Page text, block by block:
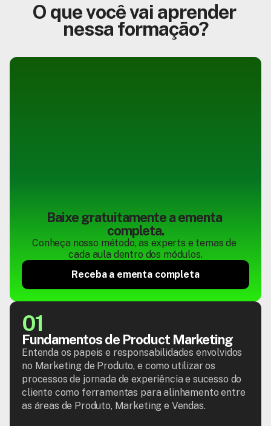
O que você vai aprender
nessa formação?
01
Fundamentos de Product Marketing
Entenda os papeis e responsabilidades envolvidos
no Marketing de Produto, e como utilizar os
processos de jornada de experiência e sucesso do
cliente como ferramentas para alinhamento entre
as áreas de Produto, Marketing e Vendas.
Baixe gratuitamente a ementa
completa.
Conheça nosso método, as experts e temas de
cada aula dentro dos módulos.
Receba a ementa completa